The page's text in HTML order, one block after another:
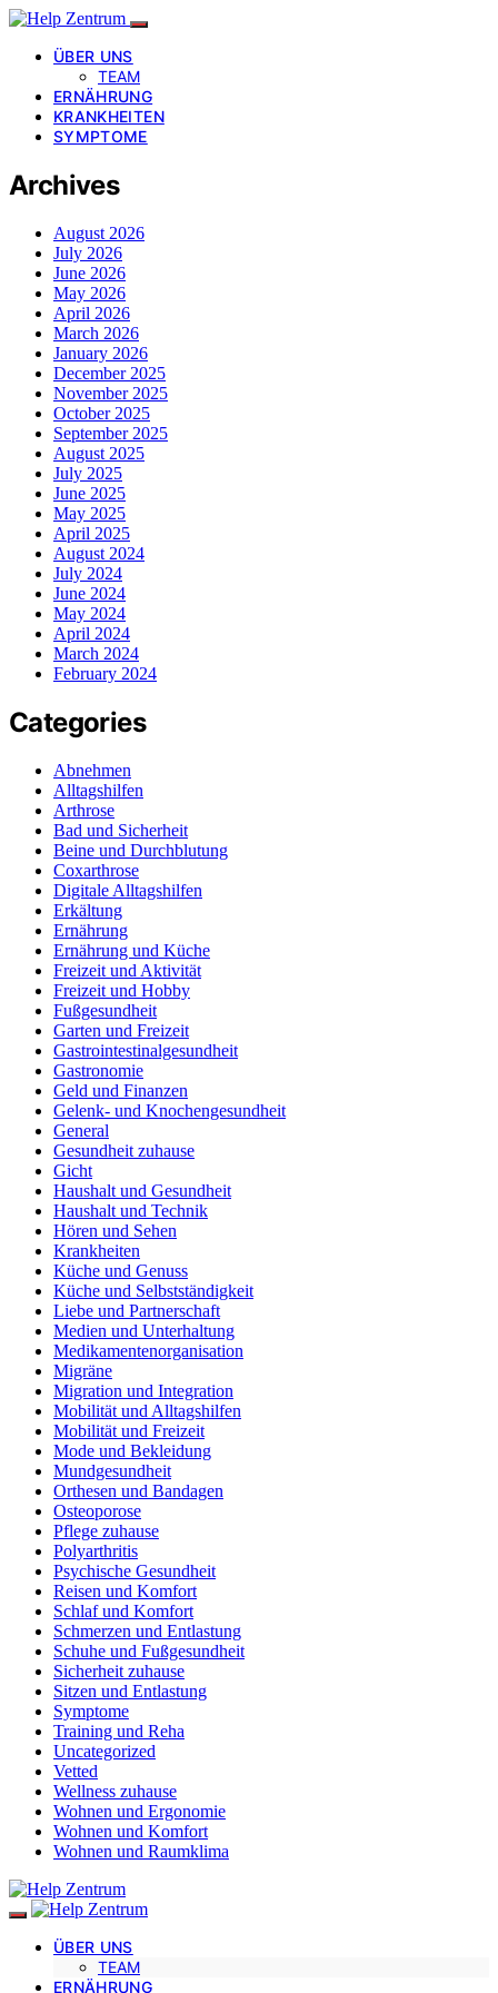
ÜBER UNS
TEAM
ERNÄHRUNG
KRANKHEITEN
SYMPTOME
Archives
August 2026
July 2026
June 2026
May 2026
April 2026
March 2026
January 2026
December 2025
November 2025
October 2025
September 2025
August 2025
July 2025
June 2025
May 2025
April 2025
August 2024
July 2024
June 2024
May 2024
April 2024
March 2024
February 2024
Categories
Abnehmen
Alltagshilfen
Arthrose
Bad und Sicherheit
Beine und Durchblutung
Coxarthrose
Digitale Alltagshilfen
Erkältung
Ernährung
Ernährung und Küche
Freizeit und Aktivität
Freizeit und Hobby
Fußgesundheit
Garten und Freizeit
Gastrointestinalgesundheit
Gastronomie
Geld und Finanzen
Gelenk- und Knochengesundheit
General
Gesundheit zuhause
Gicht
Haushalt und Gesundheit
Haushalt und Technik
Hören und Sehen
Krankheiten
Küche und Genuss
Küche und Selbstständigkeit
Liebe und Partnerschaft
Medien und Unterhaltung
Medikamentenorganisation
Migräne
Migration und Integration
Mobilität und Alltagshilfen
Mobilität und Freizeit
Mode und Bekleidung
Mundgesundheit
Orthesen und Bandagen
Osteoporose
Pflege zuhause
Polyarthritis
Psychische Gesundheit
Reisen und Komfort
Schlaf und Komfort
Schmerzen und Entlastung
Schuhe und Fußgesundheit
Sicherheit zuhause
Sitzen und Entlastung
Symptome
Training und Reha
Uncategorized
Vetted
Wellness zuhause
Wohnen und Ergonomie
Wohnen und Komfort
Wohnen und Raumklima
ÜBER UNS
TEAM
ERNÄHRUNG